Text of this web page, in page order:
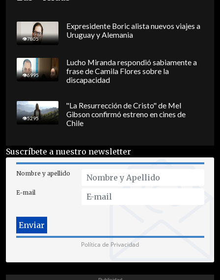
7805
Expresidente Boric alista nuevos viajes a
Uruguay y Alemania
6995
Lucho Miranda respondió sabiamente a
frase de Camila Flores sobre la
discapacidad
5295
"La Resurrección de Cristo" de Mel
Gibson confirmó estreno en cines de
Chile
Suscríbete a nuestro newsletter
Nombre y apellido
E-mail
Política de Privacidad